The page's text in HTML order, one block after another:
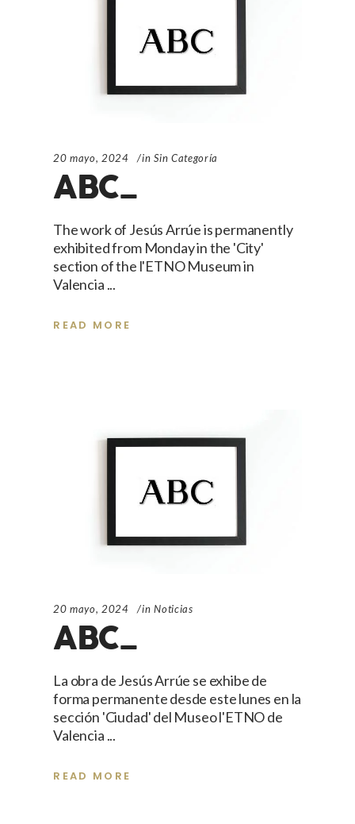
20 mayo, 2024 in Sin Categoría
ABC_
The work of Jesús Arrúe is permanently
exhibited from Monday in the 'City'
section of the l'ETNO Museum in
Valencia
READ MORE
20 mayo, 2024 in Noticias
ABC_
La obra de Jesús Arrúe se exhibe de
forma permanente desde este lunes en la
sección 'Ciudad' del Museo l'ETNO de
Valencia
READ MORE